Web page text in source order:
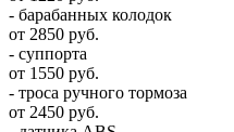
- барабанных колодок
от 2850 руб.
- суппорта
от 1550 руб.
- троса ручного тормоза
от 2450 руб.